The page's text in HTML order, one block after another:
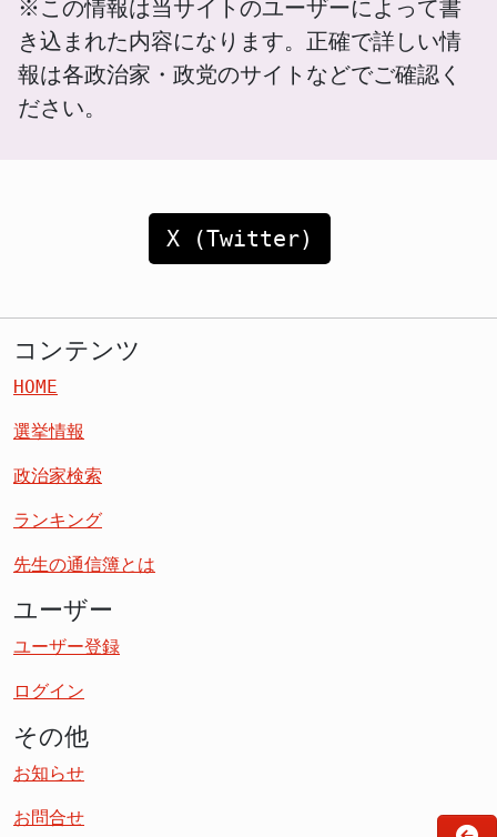
※この情報は当サイトのユーザーによって書
き込まれた内容になります。正確で詳しい情
報は各政治家・政党のサイトなどでご確認く
ださい。
X (Twitter)
コンテンツ
HOME
選挙情報
政治家検索
ランキング
先生の通信簿とは
ユーザー
ユーザー登録
ログイン
その他
お知らせ
お問合せ